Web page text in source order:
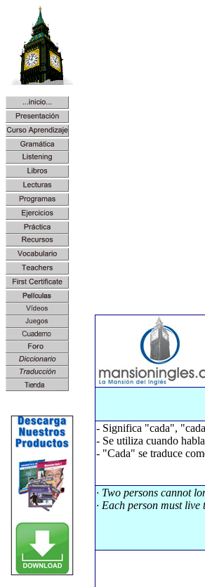
- Significa "cada",
- Se utiliza cuando
- "Cada" se traduce
· Two persons cannot
· Each person must